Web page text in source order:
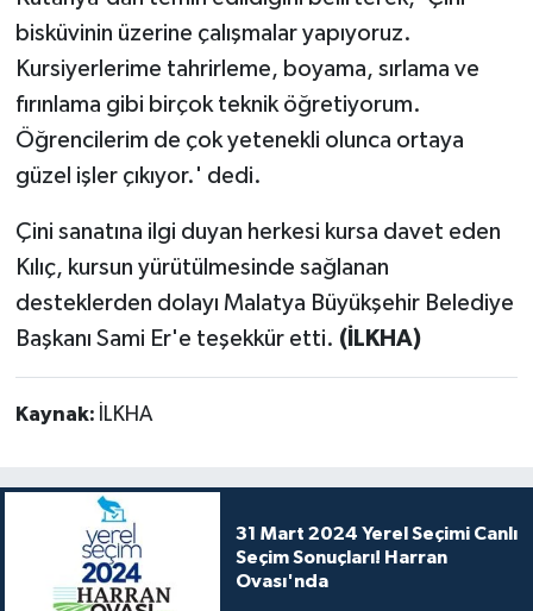
bisküvinin üzerine çalışmalar yapıyoruz.
Kursiyerlerime tahrirleme, boyama, sırlama ve
fırınlama gibi birçok teknik öğretiyorum.
Öğrencilerim de çok yetenekli olunca ortaya
güzel işler çıkıyor.' dedi.
Çini sanatına ilgi duyan herkesi kursa davet eden
Kılıç, kursun yürütülmesinde sağlanan
desteklerden dolayı Malatya Büyükşehir Belediye
Başkanı Sami Er'e teşekkür etti. (İLKHA)
Kaynak: İLKHA
31 Mart 2024 Yerel Seçimi Canlı
Seçim Sonuçları! Harran
Ovası'nda